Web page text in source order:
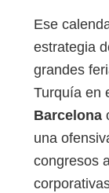
Ese
estrategia
grandes
Turquía en
Barcelona
una
congresos